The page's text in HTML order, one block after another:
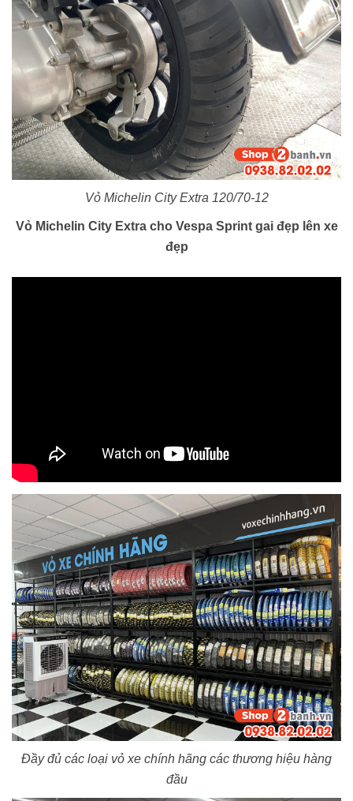
Vỏ Michelin City Extra 120/70-12
Vỏ Michelin City Extra cho Vespa Sprint gai đẹp lên xe
đẹp
Đầy đủ các loại vỏ xe chính hãng các thương hiệu hàng
đầu